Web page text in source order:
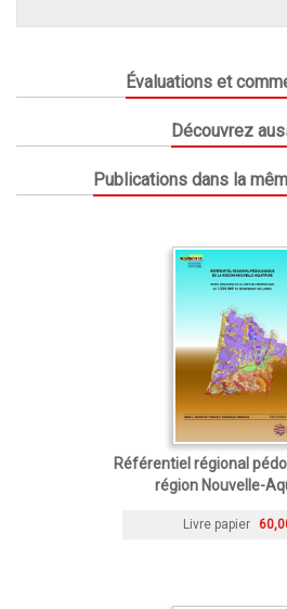
Évaluations et
Découvrez
Publications dans la
Référentiel régional
région Nouvelle-
Livre papier